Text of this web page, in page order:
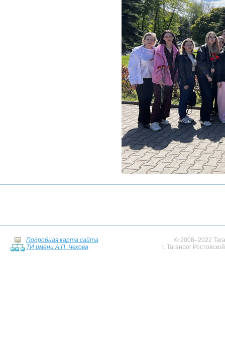
Подробная карта сайта
ТИ имени А.П. Чехова
© 2008–2022
г. Таганрог